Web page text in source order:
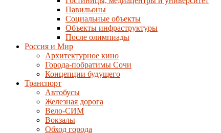
Павильоны
Социальные объекты
Объекты инфраструктуры
После олимпиады
Россия и Мир
Архитектурное кино
Города-побратимы Сочи
Концепции будущего
Транспорт
Автобусы
Железная дорога
Вело-СИМ
Вокзалы
Обход города